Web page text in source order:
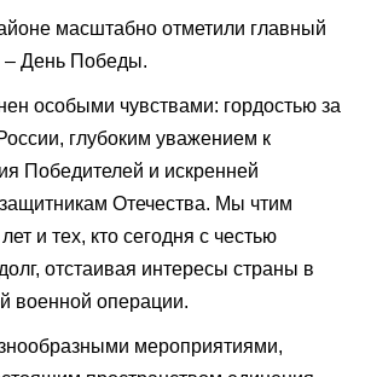
масштабно отметили главный
– День Победы.
особыми чувствами: гордостью за
глубоким уважением к
Победителей и искренней
Отечества. Мы чтим
и тех, кто сегодня с честью
отстаивая интересы страны в
военной операции.
мероприятиями,